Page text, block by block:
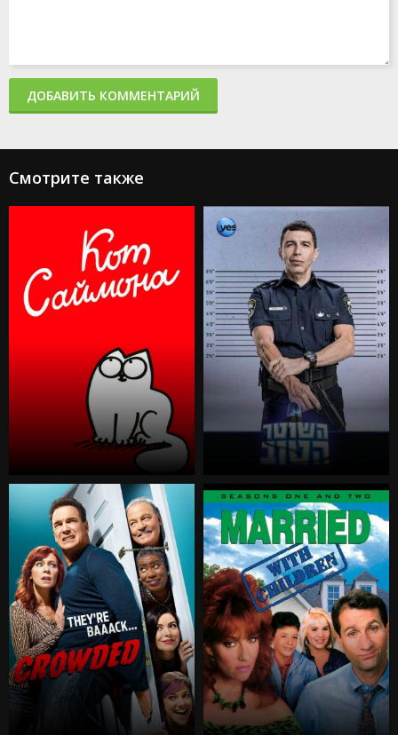
ДОБАВИТЬ КОММЕНТАРИЙ
Смотрите также